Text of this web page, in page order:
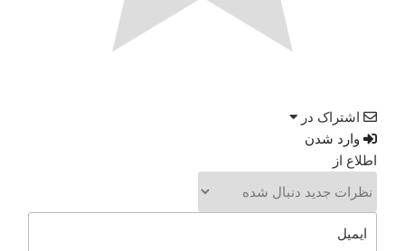
اشتراک در
وارد شدن
اطلاع از